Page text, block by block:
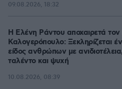
09.08.2026, 18:32
Η Ελένη Ράντου αποχαιρετά τον
Καλογερόπουλο: Ξεκληρίζεται
είδος ανθρώπων με
ταλέντο και ψυχή
10.08.2026, 08:39